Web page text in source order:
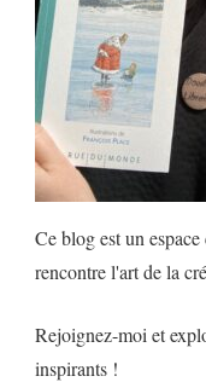
Ce blog est un
rencontre l'art de la
Rejoignez-moi et
inspirants !